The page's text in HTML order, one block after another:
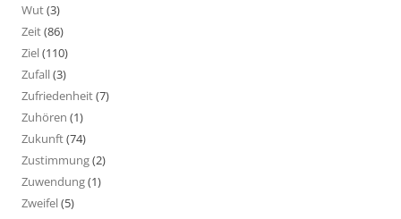
Wut(3)
Zeit(86)
Ziel(110)
Zufall(3)
Zufriedenheit(7)
Zuhören (1)
Zukunft(74)
Zustimmung(2)
Zuwendung(1)
Zweifel(5)